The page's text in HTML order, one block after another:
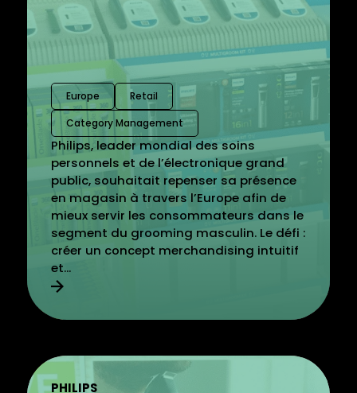
Europe
Retail
Category Management
Philips, leader mondial des soins
personnels et de l’électronique grand
public, souhaitait repenser sa présence
en magasin à travers l’Europe afin de
mieux servir les consommateurs dans le
segment du grooming masculin. Le défi :
créer un concept merchandising intuitif
et...
PHILIPS